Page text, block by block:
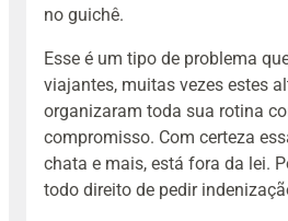
no guichê.
Esse é um tipo de problema
viajantes, muitas vezes estes
organizaram toda sua rotina
compromisso. Com certeza
chata e mais, está fora da lei.
todo direito de pedir